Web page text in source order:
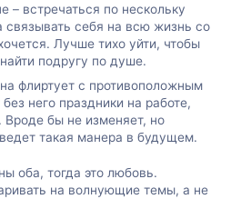
– встречаться по нескольку
связывать себя на всю жизнь со
Лучше тихо уйти, чтобы
подругу по душе.
флиртует с противоположным
него праздники на работе,
бы не изменяет, но
такая манера в будущем.
оба, тогда это любовь.
на волнующие темы, а не